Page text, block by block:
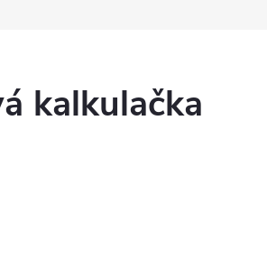
kalkulačka